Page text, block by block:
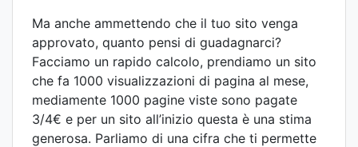
Ma anche ammettendo che il tuo sito venga
approvato, quanto pensi di guadagnarci?
Facciamo un rapido calcolo, prendiamo un sito
che fa 1000 visualizzazioni di pagina al mese,
mediamente 1000 pagine viste sono pagate
3/4€ e per un sito all’inizio questa è una stima
generosa. Parliamo di una cifra che ti permette